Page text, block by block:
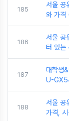
185
서울 공
와 가격
186
서울 공
터 있는
187
대학생
U-
188
서울 공
가격,